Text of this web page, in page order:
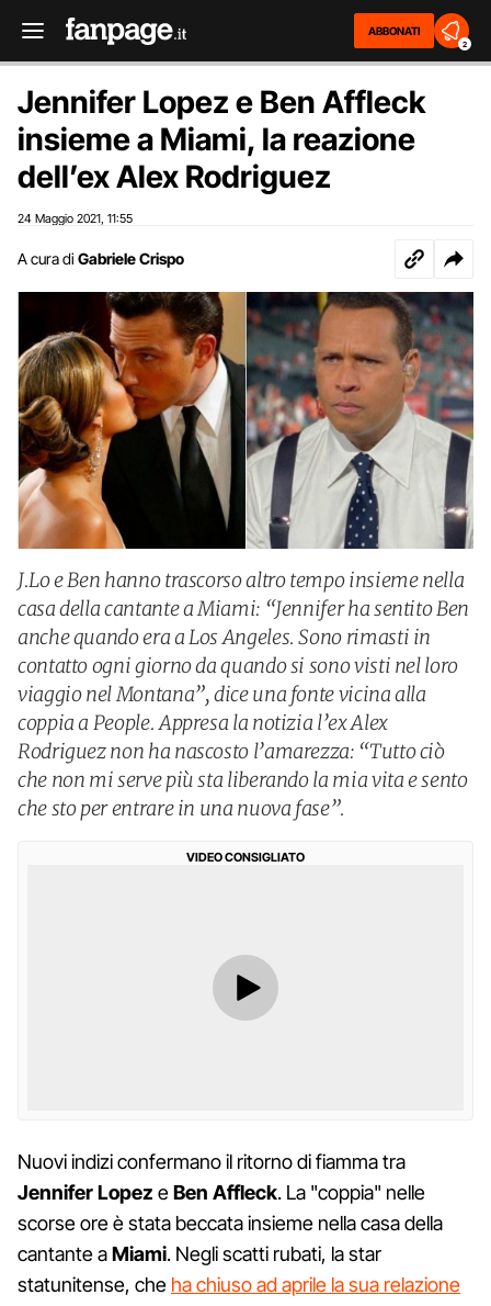
ABBONATI
2
Jennifer Lopez e Ben Affleck
insieme a Miami, la reazione
dell’ex Alex Rodriguez
24 Maggio 2021 11:55
A cura di Gabriele Crispo
J.Lo e Ben hanno trascorso altro tempo insieme nella
casa della cantante a Miami: “Jennifer ha sentito Ben
anche quando era a Los Angeles. Sono rimasti in
contatto ogni giorno da quando si sono visti nel loro
viaggio nel Montana”, dice una fonte vicina alla
coppia a People. Appresa la notizia l’ex Alex
Rodriguez non ha nascosto l’amarezza: “Tutto ciò
che non mi serve più sta liberando la mia vita e sento
che sto per entrare in una nuova fase”.
VIDEO CONSIGLIATO
Nuovi indizi confermano il ritorno di fiamma tra
Jennifer Lopez eBen Affleck. La "coppia" nelle
scorse ore è stata beccata insieme nella casa della
cantante aMiami. Negli scatti rubati, la star
statunitense, che ha chiuso ad aprile la sua relazione